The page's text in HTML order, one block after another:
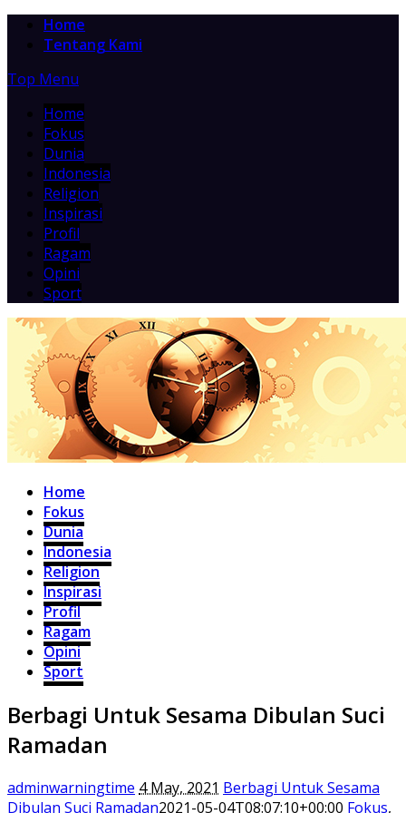
Home
Tentang Kami
Top Menu
Home
Fokus
Dunia
Indonesia
Religion
Inspirasi
Profil
Ragam
Opini
Sport
Home
Fokus
Dunia
Indonesia
Religion
Inspirasi
Profil
Ragam
Opini
Sport
Berbagi Untuk Sesama Dibulan Suci
Ramadan
adminwarningtime 4 May, 2021 Berbagi Untuk Sesama
Dibulan Suci Ramadan2021-05-04T08:07:10+00:00 Fokus,